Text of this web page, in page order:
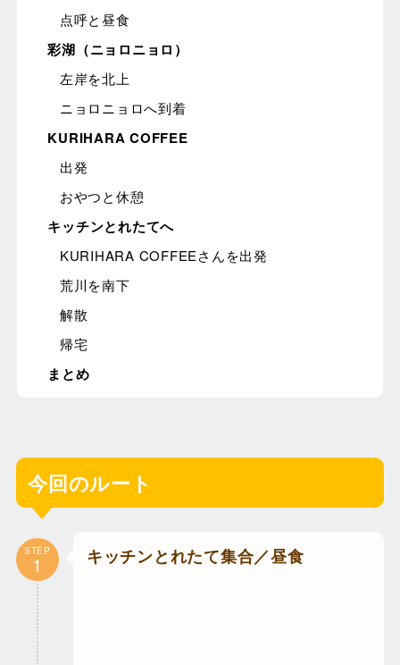
点呼と昼食
彩湖（ニョロニョロ）
左岸を北上
ニョロニョロへ到着
KURIHARA COFFEE
出発
おやつと休憩
キッチンとれたてへ
KURIHARA COFFEEさんを出発
荒川を南下
解散
帰宅
まとめ
今回のルート
STEP
1 キッチンとれたて集合／昼食